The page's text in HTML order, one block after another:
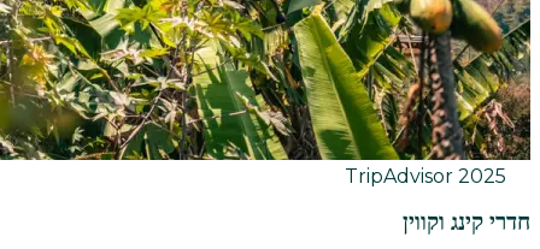
TripAdvisor 2025
חדרי קינג וקווין